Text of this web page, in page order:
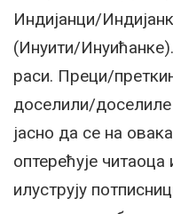
Индијанци/
(Инуити/
раси. Преци/
доселили/доселиле
јасно да се на
оптерећује
илуструју